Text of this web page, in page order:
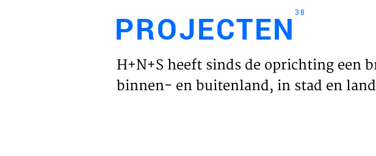
HOME
PROJECTEN38
H+N+S heeft sinds de oprichting een
binnen- en buitenland, in stad en